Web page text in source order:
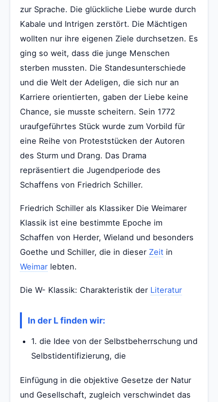
zur Sprache. Die glückliche Liebe wurde durch
Kabale und Intrigen zerstört. Die Mächtigen
wollten nur ihre eigenen Ziele durchsetzen. Es
ging so weit, dass die junge Menschen
sterben mussten. Die Standesunterschiede
und die Welt der Adeligen, die sich nur an
Karriere orientierten, gaben der Liebe keine
Chance, sie musste scheitern. Sein 1772
uraufgeführtes Stück wurde zum Vorbild für
eine Reihe von Proteststücken der Autoren
des Sturm und Drang. Das Drama
repräsentiert die Jugendperiode des
Schaffens von Friedrich Schiller.
Friedrich Schiller als Klassiker Die Weimarer
Klassik ist eine bestimmte Epoche im
Schaffen von Herder, Wieland und besonders
Goethe und Schiller, die in dieser Zeit in
Weimar lebten.
Die W- Klassik: Charakteristik der Literatur
In der L finden wir:
1. die Idee von der Selbstbeherrschung und
Selbstidentifizierung, die
Einfügung in die objektive Gesetze der Natur
und Gesellschaft, zugleich verschwindet das